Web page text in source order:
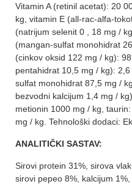
Vitamin A (retinil acetat): 20
kg, vitamin E (all-rac-alfa-
(natrijum selenit 0 , 18 mg /
(mangan-sulfat monohidrat
(cinkov oksid 122 mg / kg):
pentahidrat 10,5 mg / kg):
sulfat monohidrat 87,5 mg /
bezvodni kalcijum 1,4 mg /
metionin 1000 mg / kg,
mg / kg. Tehnološki dodaci:
ANALITIČKI SASTAV:
Sirovi protein 31%, sirova
sirovi pepeo 8%, kalcijum